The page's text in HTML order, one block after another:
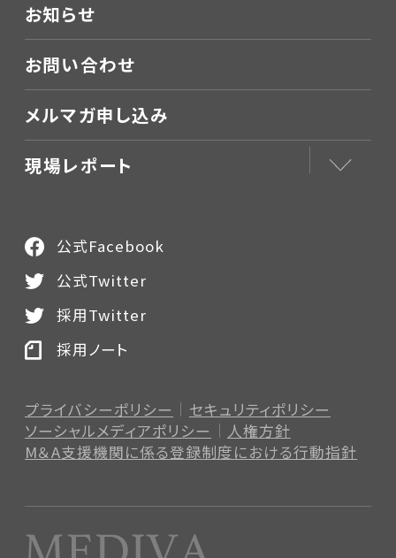
お知らせ
お問い合わせ
メルマガ申し込み
現場レポート
プライバシーポリシー
セキュリティポリシー
ソーシャルメディアポリシー
人権方針
M＆A支援機関に係る登録制度における行動指針
公式Facebook
公式Twitter
採用Twitter
採用ノート